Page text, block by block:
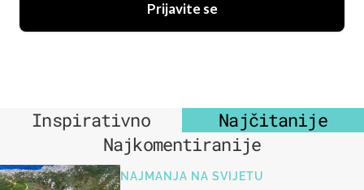
Prijavite se
Inspirativno
Najčitanije
Najkomentiranije
NAJMANJA NA SVIJETU